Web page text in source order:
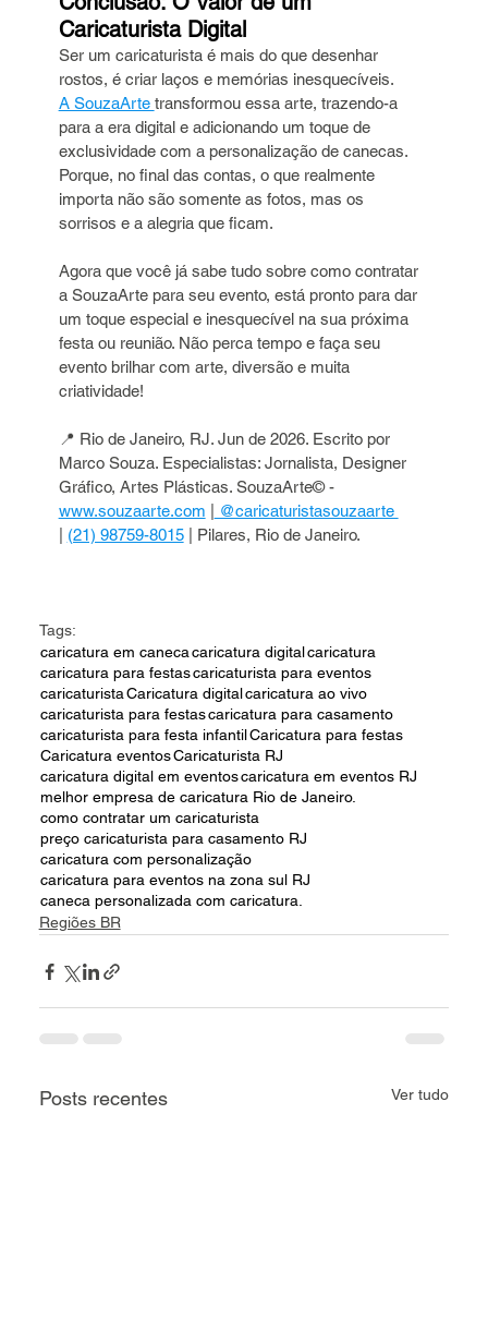
Caricaturista Digital
Ser um caricaturista é mais do que desenhar
rostos, é criar laços e memórias inesquecíveis.
A SouzaArte transformou essa arte, trazendo-a
para a era digital e adicionando um toque de
exclusividade com a personalização de canecas.
Porque, no final das contas, o que realmente
importa não são somente as fotos, mas os
sorrisos e a alegria que ficam.
Agora que você já sabe tudo sobre como contratar
a SouzaArte para seu evento, está pronto para dar
um toque especial e inesquecível na sua próxima
festa ou reunião. Não perca tempo e faça seu
evento brilhar com arte, diversão e muita
criatividade!
📍 Rio de Janeiro, RJ. Jun de 2026. Escrito por
Marco Souza. Especialistas: Jornalista, Designer
Gráfico, Artes Plásticas. SouzaArte© -
www.souzaarte.com
@caricaturistasouzaarte
(21) 98759-8015 | Pilares, Rio de Janeiro.
Tags:
caricatura em canecacaricatura digitalcaricatura
caricatura para festascaricaturista para eventos
caricaturistaCaricatura digitalcaricatura ao vivo
caricaturista para festascaricatura para casamento
caricaturista para festa infantilCaricatura para festas
Caricatura eventosCaricaturista RJ
caricatura digital em eventoscaricatura em eventos RJ
melhor empresa de caricatura Rio de Janeiro.
como contratar um caricaturista
preço caricaturista para casamento RJ
caricatura com personalização
caricatura para eventos na zona sul RJ
caneca personalizada com caricatura.
Regiões BR
Posts recentes Ver tudo